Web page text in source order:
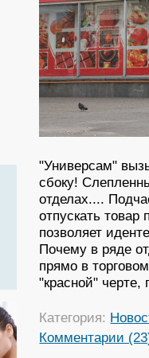
"Универсам"
сбоку!
отделах....
отпускать
позволяет
Почему в ряде
прямо в
"красной" черте,
Категория:
Комментарии